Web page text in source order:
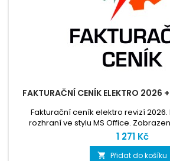
FAKTURAČNÍ CENÍK ELEKTRO 2026
Fakturační ceník elektro revizí 2026.
rozhraní ve stylu MS Office.
jednom náhledu. Umožňuje
aktuální revizní zprávy, která obsahuje
1 271 Kč
 Přidat do košíku